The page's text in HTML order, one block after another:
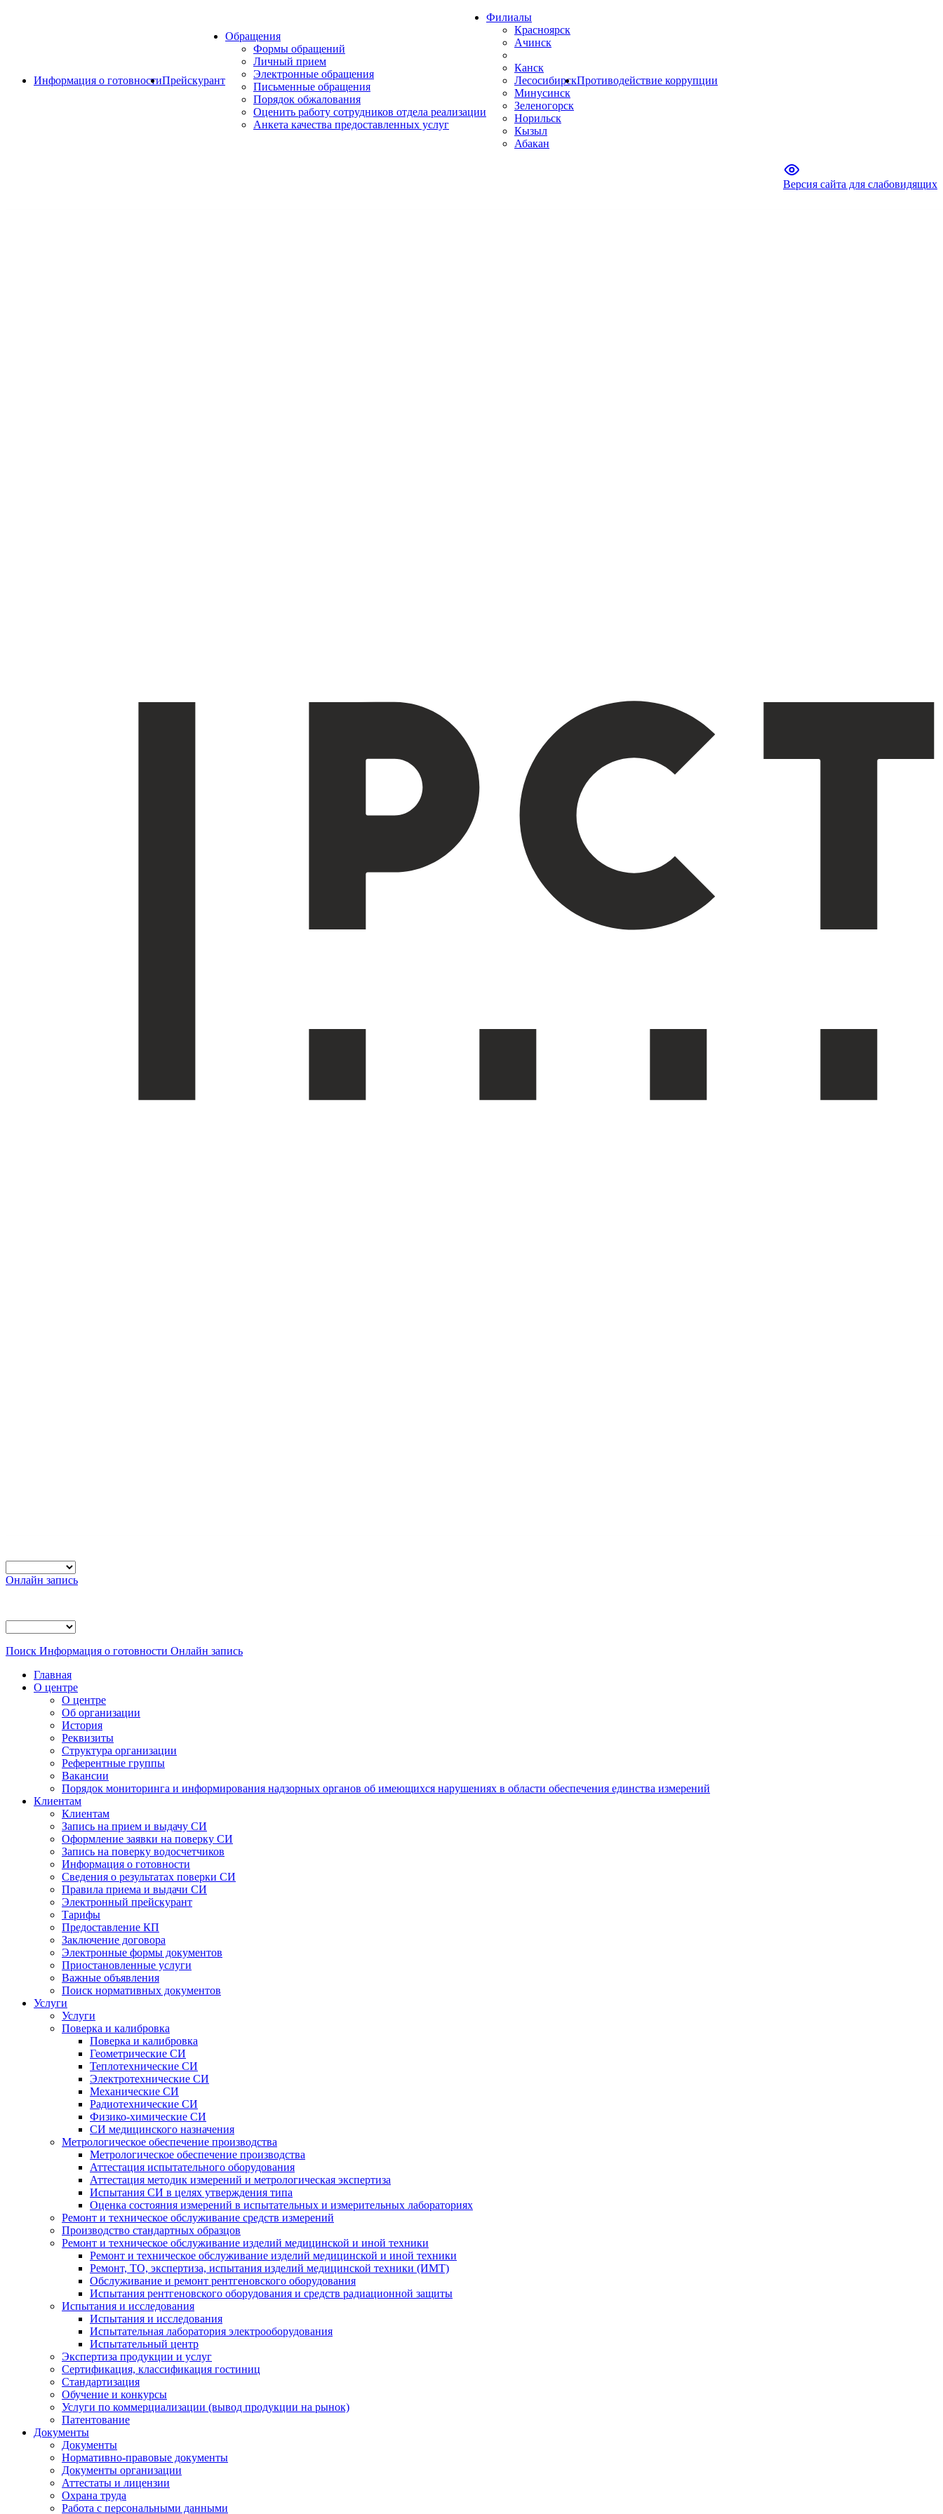
Информация о готовностиПрейскурант
Обращения
Формы обращений
Личный прием
Электронные обращения
Письменные обращения
Порядок обжалования
Оценить работу сотрудников отдела реализации
Анкета качества предоставленных услуг
Филиалы
Красноярск
Ачинск
Канск
Лесосибирск
Минусинск
Зеленогорск
Норильск
Кызыл
Абакан
Противодействие коррупции
Версия сайта для слабовидящих
Онлайн запись
Поиск Информация о готовности Онлайн запись
Главная
О центре
О центре
Об организации
История
Реквизиты
Структура организации
Референтные группы
Вакансии
Порядок мониторинга и информирования надзорных органов об имеющихся нарушениях в области обеспечения единства измерений
Клиентам
Клиентам
Запись на прием и выдачу СИ
Оформление заявки на поверку СИ
Запись на поверку водосчетчиков
Информация о готовности
Сведения о результатах поверки СИ
Правила приема и выдачи СИ
Электронный прейскурант
Тарифы
Предоставление КП
Заключение договора
Электронные формы документов
Приостановленные услуги
Важные объявления
Поиск нормативных документов
Услуги
Услуги
Поверка и калибровка
Поверка и калибровка
Геометрические СИ
Теплотехнические СИ
Электротехнические СИ
Механические СИ
Радиотехнические СИ
Физико-химические СИ
СИ медицинского назначения
Метрологическое обеспечение производства
Метрологическое обеспечение производства
Аттестация испытательного оборудования
Аттестация методик измерений и метрологическая экспертиза
Испытания СИ в целях утверждения типа
Оценка состояния измерений в испытательных и измерительных лабораториях
Ремонт и техническое обслуживание средств измерений
Производство стандартных образцов
Ремонт и техническое обслуживание изделий медицинской и иной техники
Ремонт и техническое обслуживание изделий медицинской и иной техники
Ремонт, ТО, экспертиза, испытания изделий медицинской техники (ИМТ)
Обслуживание и ремонт рентгеновского оборудования
Испытания рентгеновского оборудования и средств радиационной защиты
Испытания и исследования
Испытания и исследования
Испытательная лаборатория электрооборудования
Испытательный центр
Экспертиза продукции и услуг
Сертификация, классификация гостиниц
Стандартизация
Обучение и конкурсы
Услуги по коммерциализации (вывод продукции на рынок)
Патентование
Документы
Документы
Нормативно-правовые документы
Документы организации
Аттестаты и лицензии
Охрана труда
Работа с персональными данными